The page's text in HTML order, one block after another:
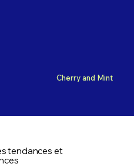
Cherry and Mint
tendances et